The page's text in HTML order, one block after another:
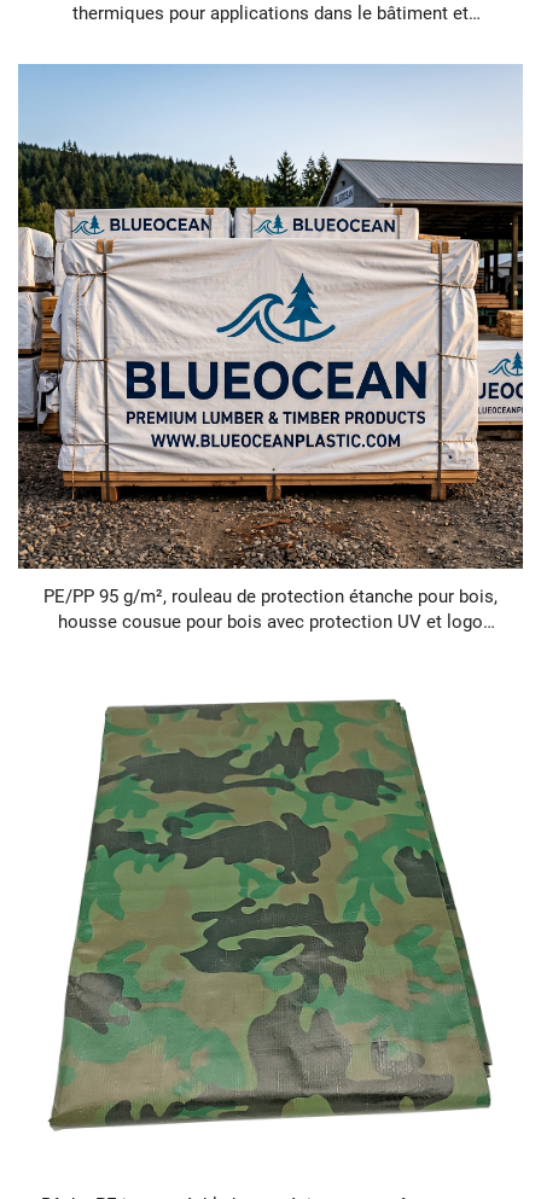
thermiques pour applications dans le bâtiment et
PE/PP 95 g/m², rouleau de protection étanche pour bois,
housse cousue pour bois avec protection UV et logo